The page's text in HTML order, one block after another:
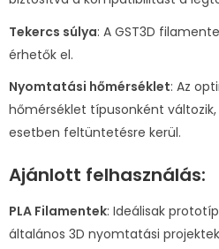
Tekercs súlya: A GST3D
érhetők el.
Nyomtatási hőmérséklet: Az
hőmérséklet típusonként
esetben feltüntetésre kerül.
Ajánlott felhasználás:
PLA Filamentek: Ideálisak
általános 3D nyomtatási